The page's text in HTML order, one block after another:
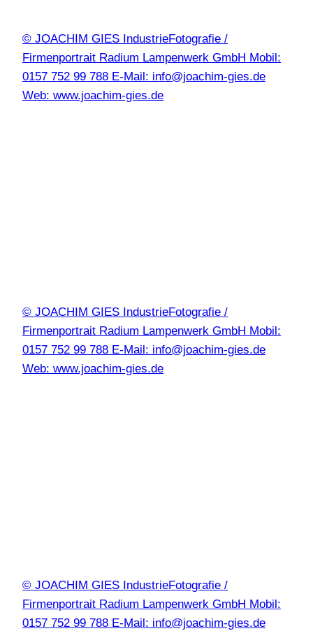
© JOACHIM GIES IndustrieFotografie /
Firmenportrait Radium Lampenwerk GmbH Mobil:
0157 752 99 788 E-Mail: info@joachim-gies.de
Web: www.joachim-gies.de
© JOACHIM GIES IndustrieFotografie /
Firmenportrait Radium Lampenwerk GmbH Mobil:
0157 752 99 788 E-Mail: info@joachim-gies.de
Web: www.joachim-gies.de
© JOACHIM GIES IndustrieFotografie /
Firmenportrait Radium Lampenwerk GmbH Mobil:
0157 752 99 788 E-Mail: info@joachim-gies.de